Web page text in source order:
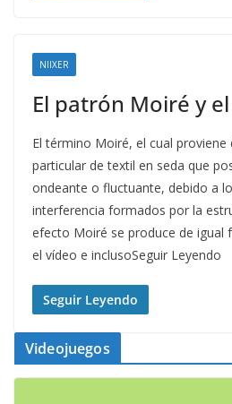
NIIXER
El patrón Moiré y
El término Moiré, el cual
particular de textil en seda que
ondeante o fluctuante, debido a
interferencia formados por la
efecto Moiré se produce de igual
el vídeo e inclusoSeguir Leyendo
Seguir Leyendo
Videojuegos